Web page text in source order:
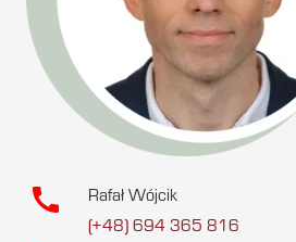
call
Rafał Wójcik
(+48) 694 365 816